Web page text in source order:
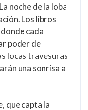
noche de la loba
Los libros
cada
poder de
locas travesuras
una sonrisa a
que capta la